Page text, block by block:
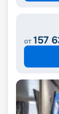
от 157